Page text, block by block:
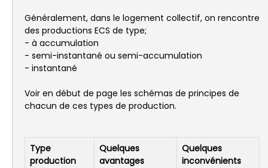
Généralement, dans le logement collectif, on rencontre
des productions ECS de type;
- à accumulation
- semi-instantané ou semi-accumulation
- instantané
Voir en début de page les schémas de principes de
chacun de ces types de production.
Type
production
Quelques
avantages
Quelques
inconvénients